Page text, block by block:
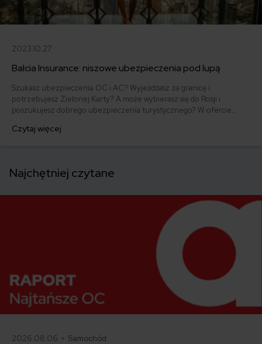
2023.10.27
Balcia Insurance: niszowe ubezpieczenia pod lupą
Szukasz ubezpieczenia OC i AC? Wyjeżdżasz za granicę i
potrzebujesz Zielonej Karty? A może wybierasz się do Rosji i
poszukujesz dobrego ubezpieczenia turystycznego? W ofercie
ubezpieczenie OC agentów ubezpieczeniowych czy OC dla osób
Czytaj więcej
Najchętniej czytane
2026.08.06 • Samochód